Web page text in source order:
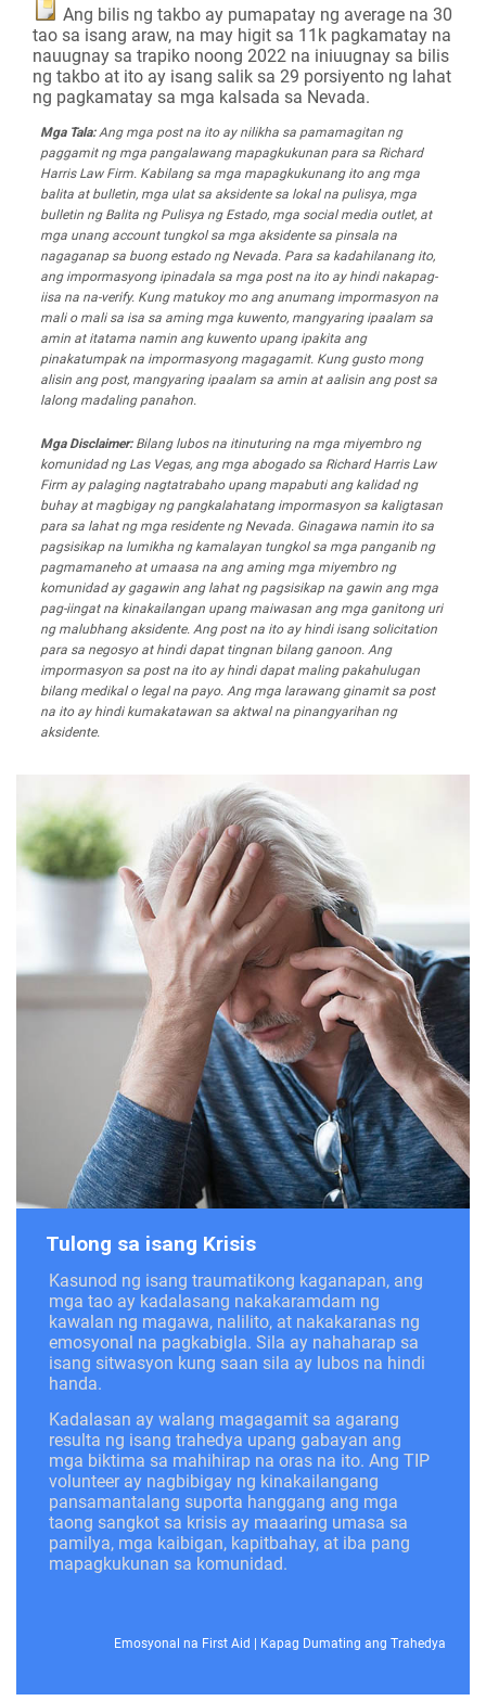
Ang bilis ng takbo ay pumapatay ng average na 30
tao sa isang araw, na may higit sa 11k pagkamatay na
nauugnay sa trapiko noong 2022 na iniuugnay sa bilis
ng takbo at ito ay isang salik sa 29 porsiyento ng lahat
ng pagkamatay sa mga kalsada sa Nevada.
Mga Tala:Ang mga post na ito ay nilikha sa pamamagitan ng
paggamit ng mga pangalawang mapagkukunan para sa Richard
Harris Law Firm. Kabilang sa mga mapagkukunang ito ang mga
balita at bulletin, mga ulat sa aksidente sa lokal na pulisya, mga
bulletin ng Balita ng Pulisya ng Estado, mga social media outlet, at
mga unang account tungkol sa mga aksidente sa pinsala na
nagaganap sa buong estado ng Nevada. Para sa kadahilanang ito,
ang impormasyong ipinadala sa mga post na ito ay hindi nakapag-
iisa na na-verify. Kung matukoy mo ang anumang impormasyon na
mali o mali sa isa sa aming mga kuwento, mangyaring ipaalam sa
amin at itatama namin ang kuwento upang ipakita ang
pinakatumpak na impormasyong magagamit. Kung gusto mong
alisin ang post, mangyaring ipaalam sa amin at aalisin ang post sa
lalong madaling panahon.
Mga Disclaimer:Bilang lubos na itinuturing na mga miyembro ng
komunidad ng Las Vegas, ang mga abogado sa Richard Harris Law
Firm ay palaging nagtatrabaho upang mapabuti ang kalidad ng
buhay at magbigay ng pangkalahatang impormasyon sa kaligtasan
para sa lahat ng mga residente ng Nevada. Ginagawa namin ito sa
pagsisikap na lumikha ng kamalayan tungkol sa mga panganib ng
pagmamaneho at umaasa na ang aming mga miyembro ng
komunidad ay gagawin ang lahat ng pagsisikap na gawin ang mga
pag-iingat na kinakailangan upang maiwasan ang mga ganitong uri
ng malubhang aksidente. Ang post na ito ay hindi isang solicitation
para sa negosyo at hindi dapat tingnan bilang ganoon. Ang
impormasyon sa post na ito ay hindi dapat maling pakahulugan
bilang medikal o legal na payo. Ang mga larawang ginamit sa post
na ito ay hindi kumakatawan sa aktwal na pinangyarihan ng
aksidente.
Tulong sa isang Krisis
Kasunod ng isang traumatikong kaganapan, ang
mga tao ay kadalasang nakakaramdam ng
kawalan ng magawa, nalilito, at nakakaranas ng
emosyonal na pagkabigla. Sila ay nahaharap sa
isang sitwasyon kung saan sila ay lubos na hindi
handa.
Kadalasan ay walang magagamit sa agarang
resulta ng isang trahedya upang gabayan ang
mga biktima sa mahihirap na oras na ito. Ang TIP
volunteer ay nagbibigay ng kinakailangang
pansamantalang suporta hanggang ang mga
taong sangkot sa krisis ay maaaring umasa sa
pamilya, mga kaibigan, kapitbahay, at iba pang
mapagkukunan sa komunidad.
Emosyonal na First Aid Kapag Dumating ang Trahedya